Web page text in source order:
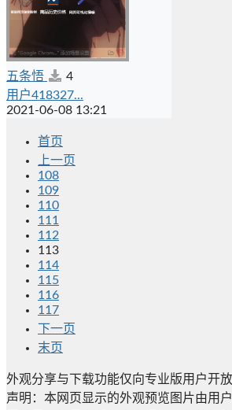
五条悟
4
用户418327...
2021-06-08 13:21
首页
上一页
108
109
110
111
112
113
114
115
116
117
下一页
末页
外观分享与下载功能仅向专业版用户开放
声明：本网页显示的外观预览图片由用